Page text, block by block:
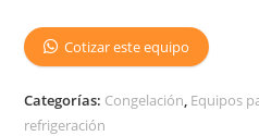
Cotizar este equipo
Categorías: Congelación Equipos
refrigeración